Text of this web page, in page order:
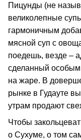
Пицунды (не
великолепные
гармоничным
мясной суп с
поедешь, везде –
сделанный
на жаре. В
рынке в Гудауте
утрам продают
Чтобы
о Сухуме, о том